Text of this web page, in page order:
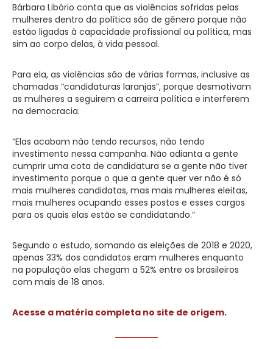
Bárbara Libório conta que as violências sofridas pelas
mulheres dentro da política são de gênero porque não
estão ligadas à capacidade profissional ou política, mas
sim ao corpo delas, à vida pessoal.
Para ela, as violências são de várias formas, inclusive as
chamadas “candidaturas laranjas”, porque desmotivam
as mulheres a seguirem a carreira política e interferem
na democracia.
“Elas acabam não tendo recursos, não tendo
investimento nessa campanha. Não adianta a gente
cumprir uma cota de candidatura se a gente não tiver
investimento porque o que a gente quer ver não é só
mais mulheres candidatas, mas mais mulheres eleitas,
mais mulheres ocupando esses postos e esses cargos
para os quais elas estão se candidatando.”
Segundo o estudo, somando as eleições de 2018 e 2020,
apenas 33% dos candidatos eram mulheres enquanto
na população elas chegam a 52% entre os brasileiros
com mais de 18 anos.
Acesse a matéria completa no site de origem.